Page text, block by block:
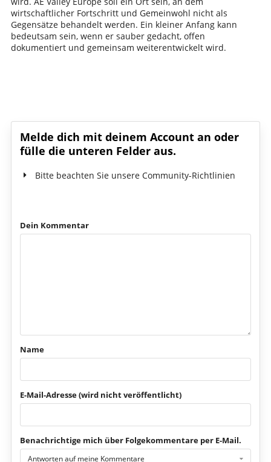
wirtschaftlicher Fortschritt und Gemeinwohl nicht als
Gegensätze behandelt werden. Ein kleiner Anfang kann
bedeutsam sein, wenn er sauber gedacht, offen
dokumentiert und gemeinsam weiterentwickelt wird.
Melde dich mit deinem Account an oder
fülle die unteren Felder aus.
Bitte beachten Sie unsere Community-Richtlinien
Dein Kommentar
Name
E-Mail-Adresse (wird nicht veröffentlicht)
Benachrichtige mich über Folgekommentare per E-Mail.
Antworten auf meine Kommentare